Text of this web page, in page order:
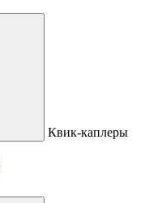
Квик-каплеры